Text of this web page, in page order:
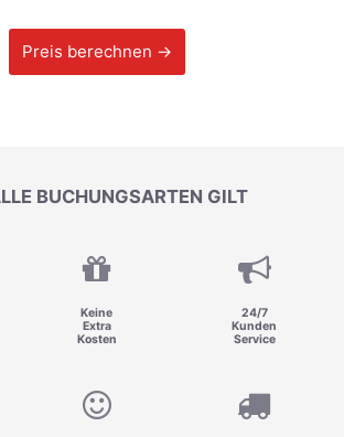
Preis berechnen →
BUCHUNGSARTEN GILT
Keine
Extra
Kosten
24/7
Kunden
Service